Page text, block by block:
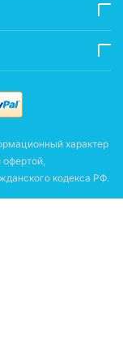
характер
офертой,
кодекса РФ.